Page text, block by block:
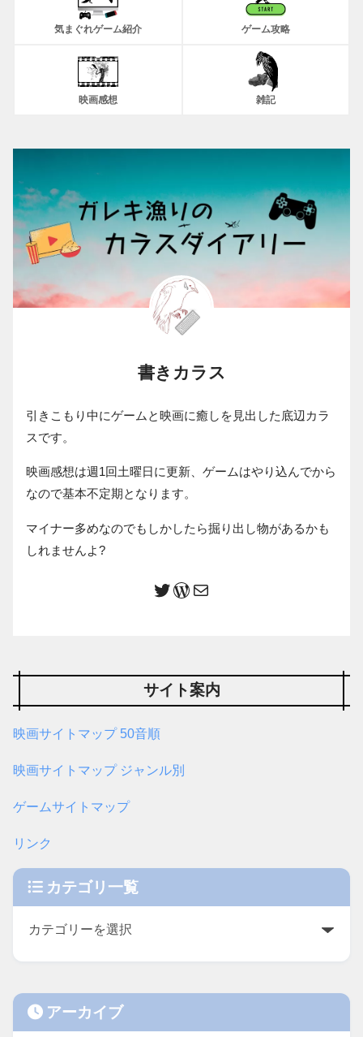
気まぐれゲーム紹介 ゲーム攻略
映画感想 雑記
書きカラス
引きこもり中にゲームと映画に癒しを見出した底辺カラ
スです。
映画感想は週1回土曜日に更新、ゲームはやり込んでから
なので基本不定期となります。
マイナー多めなのでもしかしたら掘り出し物があるかも
しれませんよ?
サイト案内
映画サイトマップ 50音順
映画サイトマップ ジャンル別
ゲームサイトマップ
リンク
カテゴリ一覧
アーカイブ